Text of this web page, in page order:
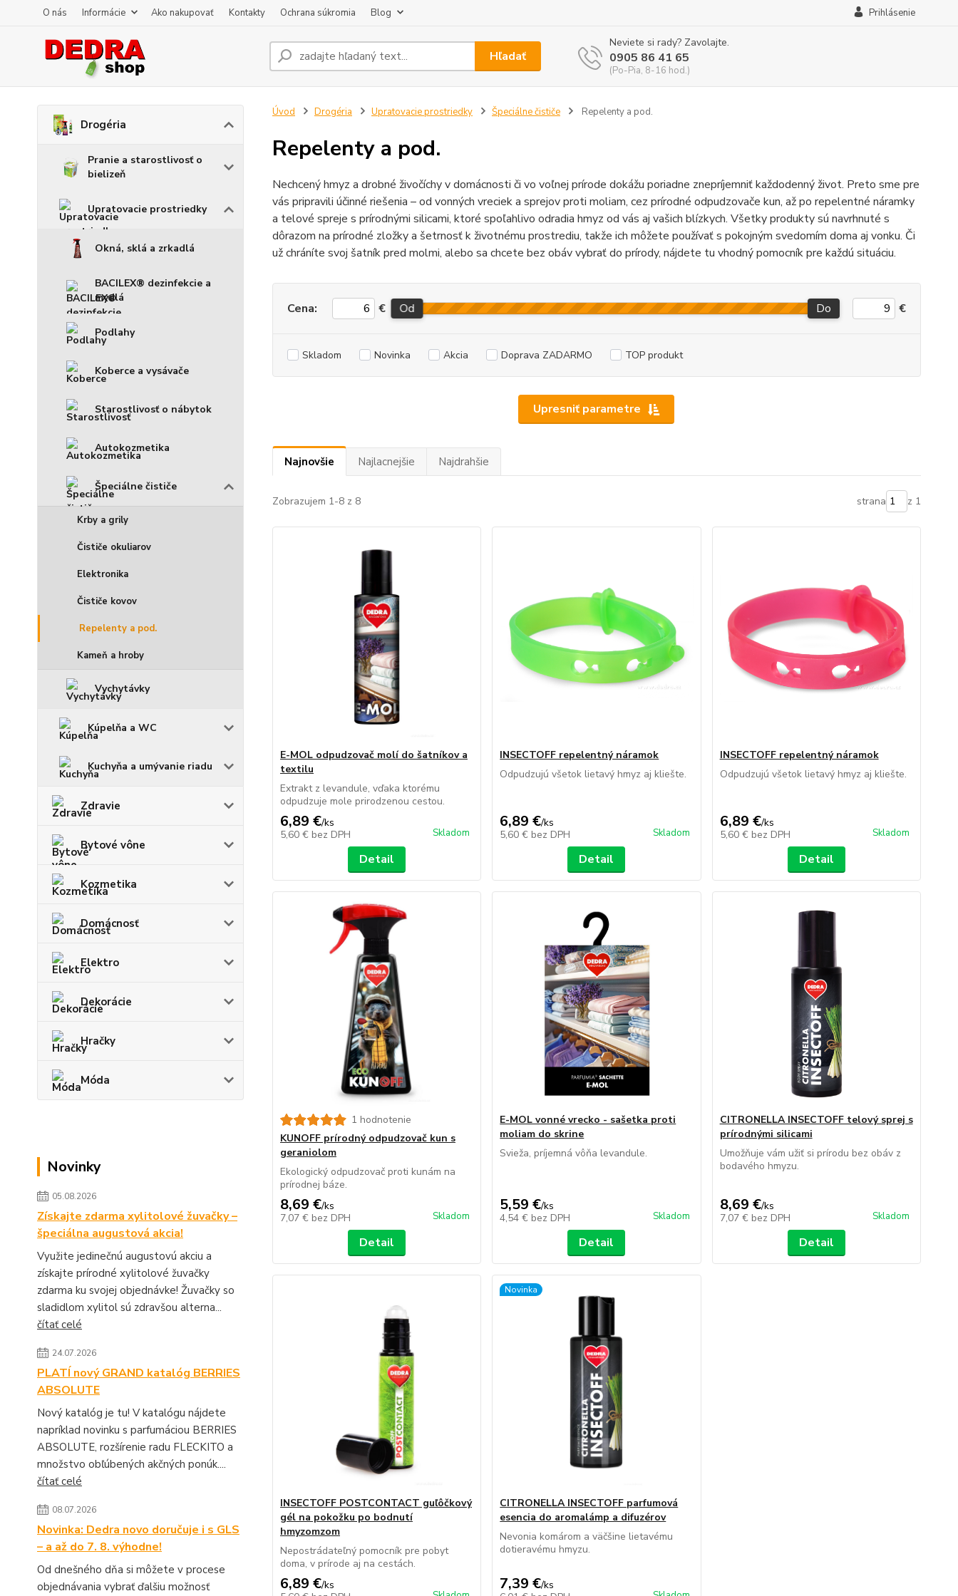
O nás Informácie Ako nakupovať Kontakty Ochrana súkromia Blog Prihlásenie
Hľadať
Neviete si rady? Zavolajte.
0905 86 41 65
(Po-Pia, 8-16 hod.)
Drogéria
Pranie a starostlivosť o
bielizeň
Upratovacie prostriedky
Okná, sklá a zrkadlá
BACILEX® dezinfekcie a
mydlá
Podlahy
Koberce a vysávače
Starostlivosť o nábytok
Autokozmetika
Špeciálne čističe
Krby a grily
Čističe okuliarov
Elektronika
Čističe kovov
Repelenty a pod.
Kameň a hroby
Vychytávky
Kúpelňa a WC
Kuchyňa a umývanie riadu
Zdravie
Bytové vône
Kozmetika
Domácnosť
Elektro
Dekorácie
Hračky
Móda
Novinky
05.08.2026
Získajte zdarma xylitolové žuvačky –
špeciálna augustová akcia!
Využite jedinečnú augustovú akciu a
získajte prírodné xylitolové žuvačky
zdarma ku svojej objednávke! Žuvačky so
sladidlom xylitol sú zdravšou alterna...
čítať celé
24.07.2026
PLATÍ nový GRAND katalóg BERRIES
ABSOLUTE
Nový katalóg je tu! V katalógu nájdete
napríklad novinku s parfumáciou BERRIES
ABSOLUTE, rozšírenie radu FLECKITO a
množstvo obľúbených akčných ponúk....
čítať celé
08.07.2026
Novinka: Dedra novo doručuje i s GLS
– a až do 7. 8. výhodne!
Od dnešného dňa si môžete v procese
objednávania vybrať ďalšiu možnosť
Úvod Drogéria Upratovacie prostriedky Špeciálne čističe Repelenty a pod.
Repelenty a pod.
Nechcený hmyz a drobné živočíchy v domácnosti či vo voľnej prírode dokážu poriadne znepríjemniť každodenný život. Preto sme pre
vás pripravili účinné riešenia – od vonných vreciek a sprejov proti moliam, cez prírodné odpudzovače kun, až po repelentné náramky
a telové spreje s prírodnými silicami, ktoré spoľahlivo odradia hmyz od vás aj vašich blízkych. Všetky produkty sú navrhnuté s
dôrazom na prírodné zložky a šetrnosť k životnému prostrediu, takže ich môžete používať s pokojným svedomím doma aj vonku. Či
už chráníte svoj šatník pred molmi, alebo sa chcete bez obáv vybrať do prírody, nájdete tu vhodný pomocník pre každú situáciu.
Upresniť parametre
Cena: € Od Do €
Skladom Novinka Akcia Doprava ZADARMO TOP produkt
Najnovšie Najlacnejšie Najdrahšie
Zobrazujem 1-8 z 8 strana z 1
E-MOL odpudzovač molí do šatníkov a
textilu
Extrakt z levandule, vďaka ktorému
odpudzuje mole prirodzenou cestou.
6,89 €/ks
5,60 € bez DPH Skladom
Detail
INSECTOFF repelentný náramok
Odpudzujú všetok lietavý hmyz aj kliešte.
6,89 €/ks
5,60 € bez DPH Skladom
Detail
INSECTOFF repelentný náramok
Odpudzujú všetok lietavý hmyz aj kliešte.
6,89 €/ks
5,60 € bez DPH Skladom
Detail
1 hodnotenie
KUNOFF prírodný odpudzovač kun s
geraniolom
Ekologický odpudzovač proti kunám na
prírodnej báze.
8,69 €/ks
7,07 € bez DPH Skladom
Detail
E-MOL vonné vrecko - sašetka proti
moliam do skrine
Svieža, príjemná vôňa levandule.
5,59 €/ks
4,54 € bez DPH Skladom
Detail
CITRONELLA INSECTOFF telový sprej s
prírodnými silicami
Umožňuje vám užiť si prírodu bez obáv z
bodavého hmyzu.
8,69 €/ks
7,07 € bez DPH Skladom
Detail
INSECTOFF POSTCONTACT guľôčkový
gél na pokožku po bodnutí
hmyzomzom
Nepostrádateľný pomocník pre pobyt
doma, v prírode aj na cestách.
6,89 €/ks
Novinka
CITRONELLA INSECTOFF parfumová
esencia do aromalámp a difuzérov
Nevonia komárom a väčšine lietavému
dotieravému hmyzu.
7,39 €/ks